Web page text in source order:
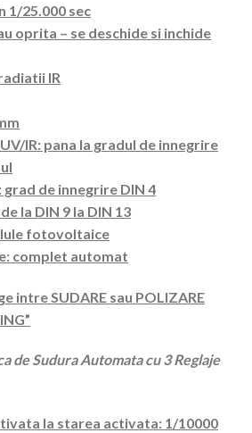
1/25.000 sec
oprita – se deschide si inchide
IR
IR: pana la gradul de innegrire
de innegrire DIN 4
la DIN 9 la DIN 13
fotovoltaice
complet automat
intre SUDARE sau POLIZARE
de Sudura Automata cu 3 Reglaje
la starea activata: 1/10000